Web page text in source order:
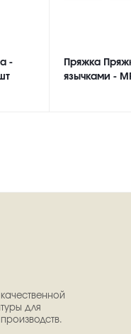
-
Пряжка
язычками -
для